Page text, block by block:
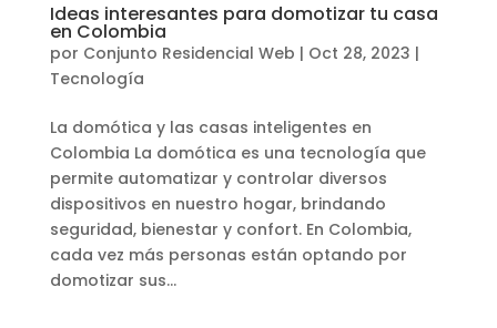
Ideas interesantes para domotizar tu casa
en Colombia
por Conjunto Residencial Web | Oct 28, 2023 |
Tecnología
La domótica y las casas inteligentes en
Colombia La domótica es una tecnología que
permite automatizar y controlar diversos
dispositivos en nuestro hogar, brindando
seguridad, bienestar y confort. En Colombia,
cada vez más personas están optando por
domotizar sus...